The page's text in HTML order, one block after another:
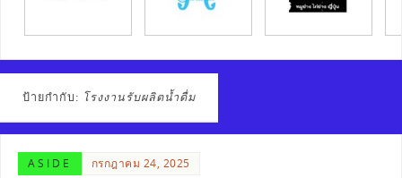
ป้ายกำกับ: โรงงานรับผลิตน้ำดื่ม
ASIDE กรกฎาคม 24, 2025